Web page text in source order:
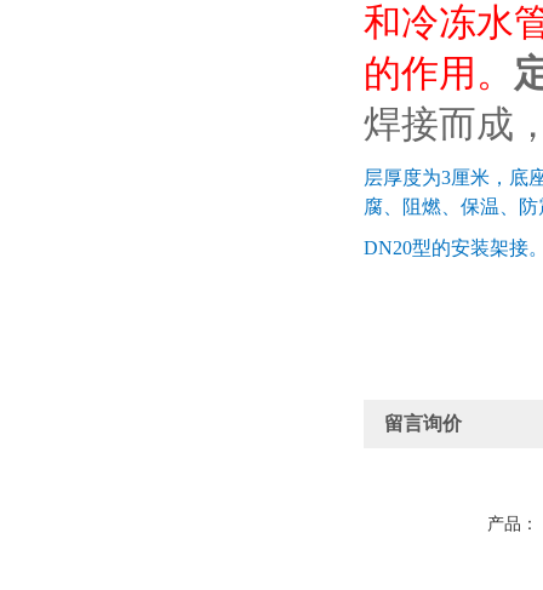
和冷冻水
的作用。
焊接而成
层厚度为3厘米，底
腐、阻燃、保温、
DN20型的安装架接
留言询价
产品：